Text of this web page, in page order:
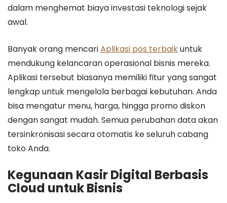
dalam menghemat biaya investasi teknologi sejak
awal.
Banyak orang mencariAplikasi pos terbaikuntuk
mendukung kelancaran operasional bisnis mereka.
Aplikasi tersebut biasanya memiliki fitur yang sangat
lengkap untuk mengelola berbagai kebutuhan. Anda
bisa mengatur menu, harga, hingga promo diskon
dengan sangat mudah. Semua perubahan data akan
tersinkronisasi secara otomatis ke seluruh cabang
toko Anda.
Kegunaan Kasir Digital Berbasis
Cloud untuk Bisnis